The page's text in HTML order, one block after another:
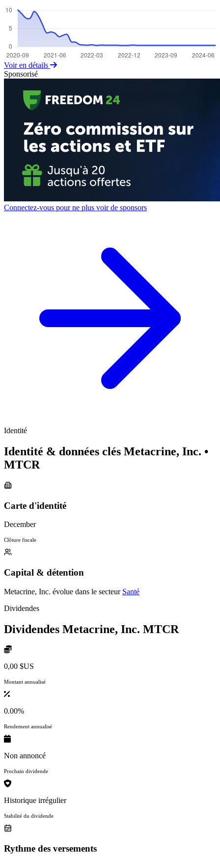
Voir en détails
Sponsorisé
Connectez-vous pour ne plus voir de sponsors
Identité
Identité & données clés Metacrine, Inc. •
MTCR
Carte d'identité
December
Clôture fiscale
Capital & détention
Metacrine, Inc. évolue dans le secteur Santé
Dividendes
Dividendes Metacrine, Inc. MTCR
0,00 $US
Montant annualisé
0.00%
Rendement annualisé
Non annoncé
Prochain dividende
Historique irrégulier
Stabilité du dividende
Rythme des versements